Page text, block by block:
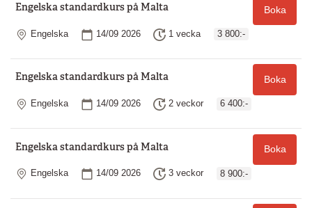
Engelska standardkurs på Malta Boka
Plats
Engelska Startdatum
14/09 2026 Längd
1 vecka 3 800:-
Engelska standardkurs på Malta Boka
Plats
Engelska Startdatum
14/09 2026 Längd
2 veckor 6 400:-
Engelska standardkurs på Malta Boka
Plats
Engelska Startdatum
14/09 2026 Längd
3 veckor 8 900:-